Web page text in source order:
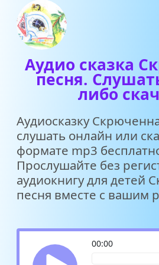
Аудио сказка
песня.
либо
Аудиосказку
слушать онлайн или
формате mp3
Прослушайте без
аудиокнигу для детей
песня вместе с вашим
00:00